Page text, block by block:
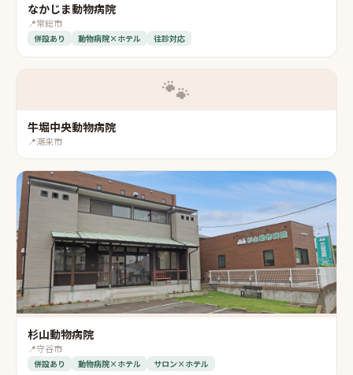
なかじま動物病院
📍常総市
併設あり 動物病院×ホテル 往診対応
🐾
牛堀中央動物病院
📍潮来市
杉山動物病院
📍守谷市
併設あり 動物病院×ホテル サロン×ホテル